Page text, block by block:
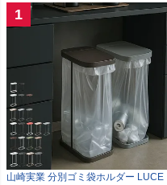
1
山崎実業 分別ゴミ袋ホルダー LUCE